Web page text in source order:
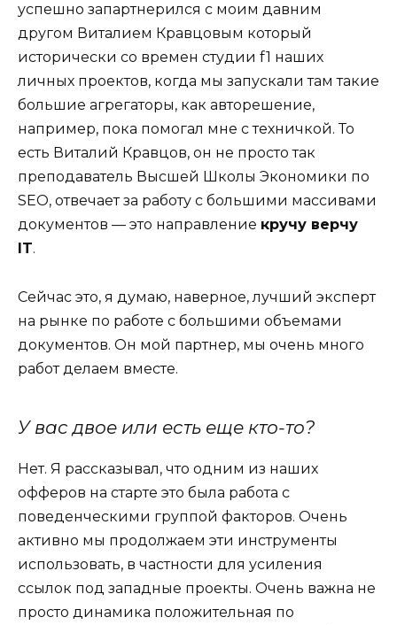
успешно запартнерился с моим давним
другом Виталием Кравцовым который
исторически со времен студии f1 наших
личных проектов, когда мы запускали там такие
большие агрегаторы, как авторешение,
например, пока помогал мне с техничкой. То
есть Виталий Кравцов, он не просто так
преподаватель Высшей Школы Экономики по
SEO, отвечает за работу с большими массивами
документов — это направление кручу верчу
IT.
Сейчас это, я думаю, наверное, лучший эксперт
на рынке по работе с большими объемами
документов. Он мой партнер, мы очень много
работ делаем вместе.
У вас двое или есть еще кто-то?
Нет. Я рассказывал, что одним из наших
офферов на старте это была работа с
поведенческими группой факторов. Очень
активно мы продолжаем эти инструменты
использовать, в частности для усиления
ссылок под западные проекты. Очень важна не
просто динамика положительная по